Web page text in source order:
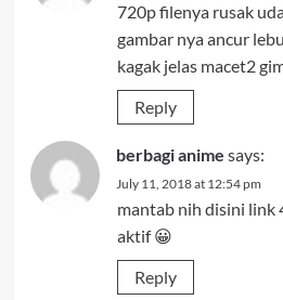
720p filenya rusak
gambar nya ancur
kagak jelas macet2
Reply
berbagi anime says:
July 11, 2018 at 12:54 pm
mantab nih disini link
aktif 😀
Reply